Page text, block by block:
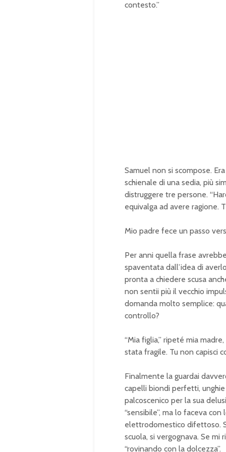
contesto.”
Samuel non si scompose.
schienale di una sedia, più
distruggere tre persone.
equivalga ad avere ragione.
Mio padre fece un passo
Per anni quella frase
spaventata dall’idea di
pronta a chiedere scusa
non sentii più il vecchio
domanda molto semplice:
controllo?
“Mia figlia,” ripeté mia
stata fragile. Tu non capisci
Finalmente la guardai
capelli biondi perfetti,
palcoscenico per la sua
“sensibile”, ma lo faceva
elettrodomestico difettoso.
scuola, si vergognava. Se mi
“rovinando con la dolcezza”.